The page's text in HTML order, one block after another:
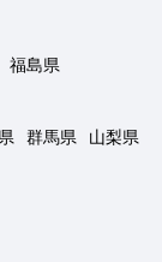
福島県
群馬県
山梨県